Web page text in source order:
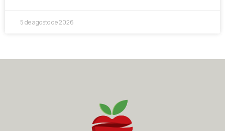
5 de agosto de 2026